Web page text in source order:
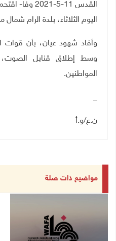
القدس 11-5-2021 وفا-
اليوم الثلاثاء، بلدة الرام
وأفاد شهود عيان، بأن قوات
وسط إطلاق قنابل
المواطنين.
ن.ع/و.أ
مواضيع ذات صلة